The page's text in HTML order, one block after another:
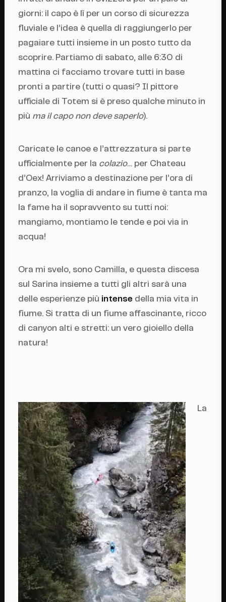
giorni: il capo è lì per un corso di sicurezza
fluviale e l’idea è quella di raggiungerlo per
pagaiare tutti insieme in un posto tutto da
scoprire. Partiamo di sabato, alle 6:30 di
mattina ci facciamo trovare tutti in base
pronti a partire (tutti o quasi? Il pittore
ufficiale di Totem si è preso qualche minuto in
più ma il capo non deve saperlo).
Caricate le canoe e l’attrezzatura si parte
ufficialmente per la colazio… per Chateau
d’Oex! Arriviamo a destinazione per l’ora di
pranzo, la voglia di andare in fiume è tanta ma
la fame ha il sopravvento su tutti noi:
mangiamo, montiamo le tende e poi via in
acqua!
Ora mi svelo, sono Camilla, e questa discesa
sul Sarina insieme a tutti gli altri sarà una
delle esperienze più intense della mia vita in
fiume. Si tratta di un fiume affascinante, ricco
di canyon alti e stretti: un vero gioiello della
natura!
La